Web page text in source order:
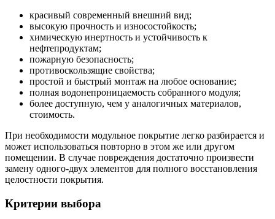
красивый современный внешний вид;
высокую прочность и износостойкость;
химическую инертность и устойчивость к
нефтепродуктам;
пожарную безопасность;
противоскользящие свойства;
простой и быстрый монтаж на любое основание;
полная водонепроницаемость собранного модуля;
более доступную, чем у аналогичных материалов,
стоимость.
При необходимости модульное покрытие легко разбирается и
может использоваться повторно в этом же или другом
помещении. В случае повреждения достаточно произвести
замену одного-двух элементов для полного восстановления
целостности покрытия.
Критерии выбора